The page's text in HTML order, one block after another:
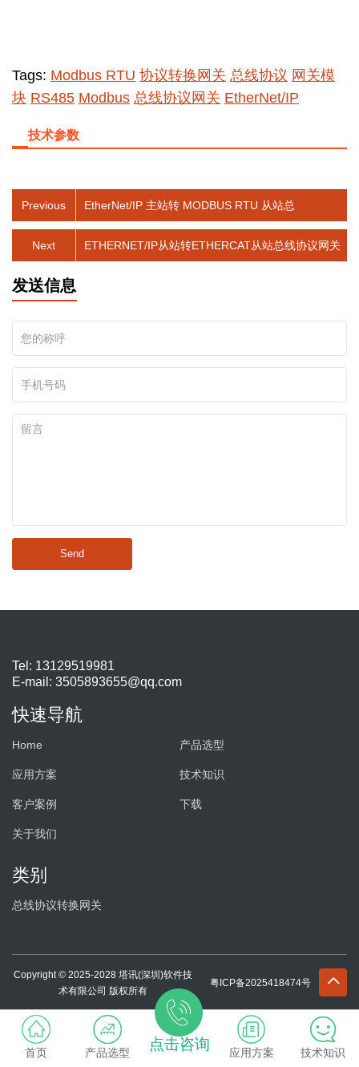
Tags: Modbus RTU 协议转换网关 总线协议 网关模
块 RS485 Modbus 总线协议网关 EtherNet/IP
技术参数
Previous EtherNet/IP 主站转 MODBUS RTU 从站总
ETHERNET/IP从站转ETHERCAT从站总线协议网关
Next
发送信息
Send
Tel: 13129519981
E-mail: 3505893655@qq.com
快速导航
Home 产品选型
应用方案 技术知识
客户案例 下载
关于我们
类别
总线协议转换网关
Copyright © 2025-2028 塔讯(深圳)软件技
术有限公司 版权所有
粤ICP备2025418474号
点击咨询
首页 产品选型 应用方案 技术知识